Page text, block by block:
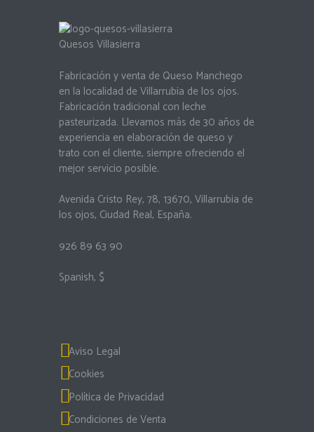
Quesos Villasierra
Fabricación y venta de Queso Manchego
en la localidad de Villarrubia de los ojos.
Fabricación tradicional con leche
pasteurizada. Llevamos más de 30 años de
experiencia en elaboración de queso y
trato con el cliente, siempre ofreciendo el
mejor servicio posible.
Avenida Cristo Rey, 78, 13670, Villarrubia de
los ojos, Ciudad Real, España.
926 89 63 90
Spanish, $
Aviso Legal
Cookies
Política de Privacidad
Condiciones de Venta